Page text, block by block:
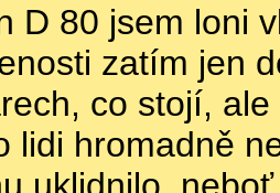
D 80 jsem loni
zatím jen
co stojí,
lidi hromadně